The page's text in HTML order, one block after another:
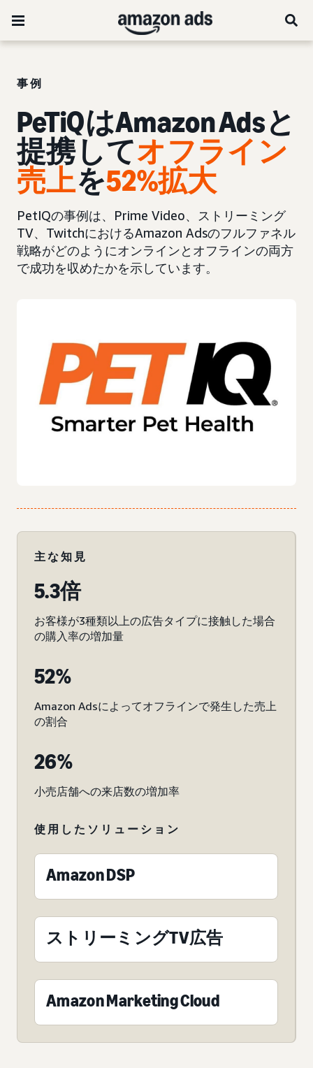
事例
PeTiQはAmazon Adsと
提携してオフライン
売上を52%拡大
PetIQの事例は、Prime Video、ストリーミング
TV、TwitchにおけるAmazon Adsのフルファネル
戦略がどのようにオンラインとオフラインの両方
で成功を収めたかを示しています。
主な知見
5.3倍
お客様が3種類以上の広告タイプに接触した場合
の購入率の増加量
52%
Amazon Adsによってオフラインで発生した売上
の割合
26%
小売店舗への来店数の増加率
使用したソリューション
Amazon DSP
ストリーミングTV広告
Amazon Marketing Cloud